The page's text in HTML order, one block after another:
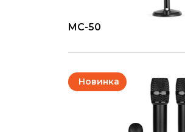
MC-50
Новинка